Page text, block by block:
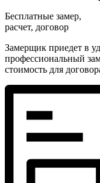
Бесплатные замер,
расчет, договор
Замерщик приедет в
профессиональный
стоимость для